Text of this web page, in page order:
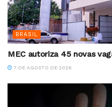
BRASIL
MEC autoriza 45 novas
7 DE AGOSTO DE 2026